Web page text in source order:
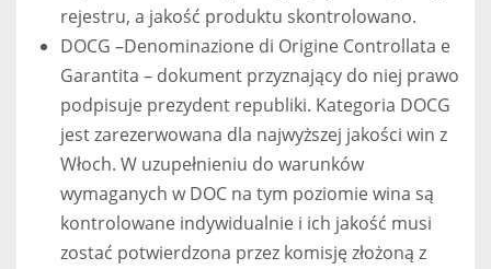
rejestru, a jakość produktu skontrolowano.
DOCG –Denominazione di Origine Controllata e
Garantita – dokument przyznający do niej prawo
podpisuje prezydent republiki. Kategoria DOCG
jest zarezerwowana dla najwyższej jakości win z
Włoch. W uzupełnieniu do warunków
wymaganych w DOC na tym poziomie wina są
kontrolowane indywidualnie i ich jakość musi
zostać potwierdzona przez komisję złożoną z